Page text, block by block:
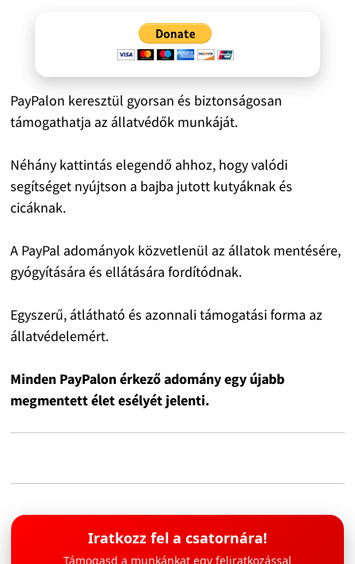
PayPalon keresztül gyorsan és biztonságosan
támogathatja az állatvédők munkáját.
Néhány kattintás elegendő ahhoz, hogy valódi
segítséget nyújtson a bajba jutott kutyáknak és
cicáknak.
A PayPal adományok közvetlenül az állatok mentésére,
gyógyítására és ellátására fordítódnak.
Egyszerű, átlátható és azonnali támogatási forma az
állatvédelemért.
Minden PayPalon érkező adomány egy újabb
megmentett élet esélyét jelenti.
Iratkozz fel a csatornára!
Támogasd a munkánkat egy feliratkozással